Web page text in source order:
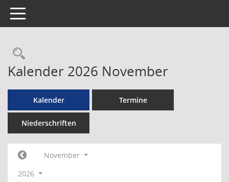
Toggle navigation
Rechercheauswahl
Kalender 2026 November
Kalender Termine
Niederschriften
November
2026